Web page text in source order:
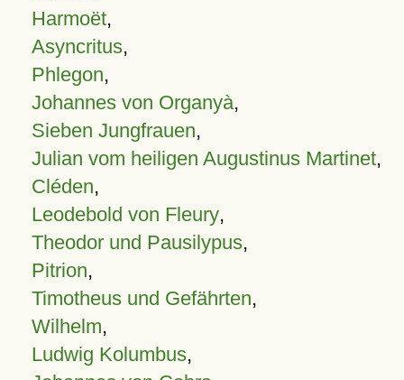
Harmoët,
Asyncritus,
Phlegon,
Johannes von Organyà,
Sieben Jungfrauen,
Julian vom heiligen Augustinus Martinet,
Cléden,
Leodebold von Fleury,
Theodor und Pausilypus,
Pitrion,
Timotheus und Gefährten,
Wilhelm,
Ludwig Kolumbus,